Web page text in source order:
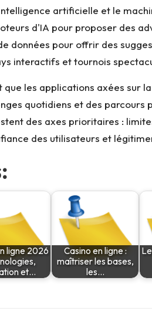
artificielle et le
d'IA pour proposer des
données pour offrir des
interactifs et tournois
que les applications axées sur
quotidiens et des
des axes prioritaires :
des utilisateurs et
ligne 2026
et…
Casino en ligne :
maîtriser les bases,
les…